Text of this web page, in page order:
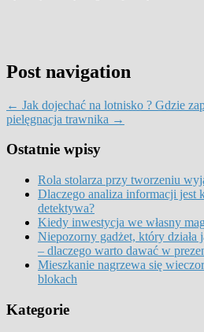
Post navigation
← Jak dojechać na lotnisko ? Gdzie
pielęgnacja trawnika →
Ostatnie wpisy
Rola stolarza przy tworzeniu
Dlaczego analiza informacji jest
detektywa?
Kiedy inwestycja we własny
Niepozorny gadżet, który działa
– dlaczego warto dawać w
Mieszkanie nagrzewa się
blokach
Kategorie